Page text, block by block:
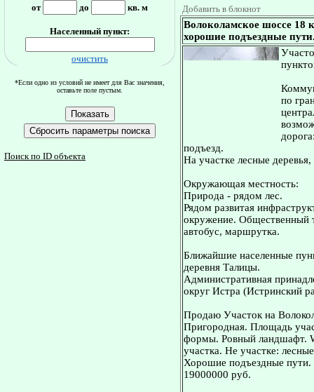
от
до кв. м
Населенный пункт:
очистить
*Если одно из условий не имеет для Вас значения,
оставьте поле пустым.
Поиск по ID объекта
Добавить в блокнот
Волоколамское шоссе 18
хорошие подъездные
по
подъезд.
На участке лесные
Окружающая местность:
Природа - рядом лес.
Рядом развитая
окружение. Общественный
автобус, маршрутка.
Ближайшие населенные
деревня Талицы.
Административная
округ Истра (Истринский
Продаю Участок на
Пригородная. Площадь
формы. Ровный ландшафт.
участка. Не участке:
Хорошие подъездные пути.
19000000 руб.